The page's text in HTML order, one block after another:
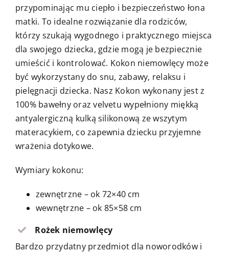
przypominając mu ciepło i bezpieczeństwo łona
matki. To idealne rozwiązanie dla rodziców,
którzy szukają wygodnego i praktycznego miejsca
dla swojego dziecka, gdzie mogą je bezpiecznie
umieścić i kontrolować. Kokon niemowlęcy może
być wykorzystany do snu, zabawy, relaksu i
pielęgnacji dziecka. Nasz Kokon wykonany jest z
100% bawełny oraz velvetu wypełniony miękką
antyalergiczną kulką silikonową ze wszytym
materacykiem, co zapewnia dziecku przyjemne
wrażenia dotykowe.
Wymiary kokonu:
zewnętrzne – ok 72×40 cm
wewnętrzne – ok 85×58 cm
Rożek niemowlęcy
Bardzo przydatny przedmiot dla noworodków i